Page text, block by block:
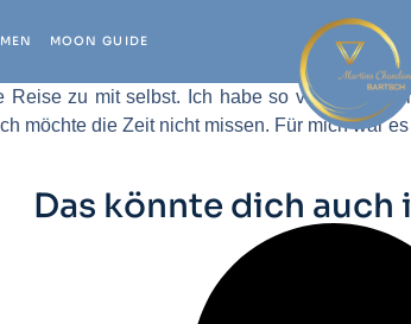
MOON GUIDE
zu mit selbst. Ich habe so viel über
möchte die Zeit nicht missen. Für mich war
Das könnte dich auch